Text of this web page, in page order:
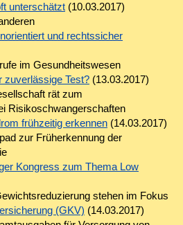
unterschätzt(10.03.2017)
und rechtssicher
im Gesundheitswesen
zuverlässige Test?(13.03.2017)
rät zum
Risikoschwangerschaften
frühzeitig erkennen(14.03.2017)
zur Früherkennung der
Kongress zum Thema Low
stehen im Fokus
(GKV) (14.03.2017)